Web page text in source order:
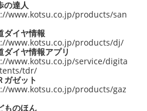
の達人
www.kotsu.co.jp/products/san
ダイヤ情報
www.kotsu.co.jp/products/dj/
ダイヤ情報アプリ
www.kotsu.co.jp/service/digita
tdr/
ガゼット
www.kotsu.co.jp/products/gaz
ものほん